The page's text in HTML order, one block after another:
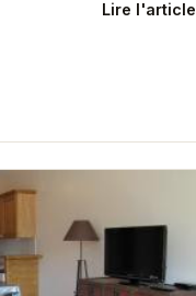
aux commerces,Lire l'article